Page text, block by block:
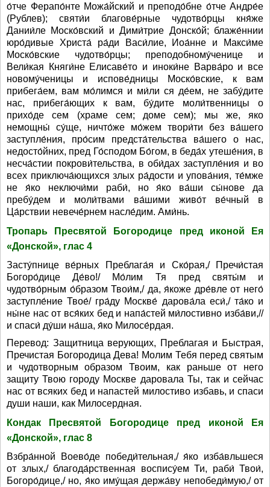
о́тче Ферапо́нте Можа́йский и преподо́бне о́тче Андре́е
(Рублев); святи́и благове́рные чудотво́рцы кня́же
Дании́ле Моско́вский и Дими́трие Донско́й; блаже́ннии
юро́дивые Христа́ ра́ди Васи́лие, Иоа́нне и Макси́ме
Моско́вские чудотво́рцы; преподобному́ченице и
Вели́кая Княги́не Елисаве́то и иноки́не Варва́ро и все
новому́ченицы и испове́дницы Моско́вские, к вам
прибега́ем, вам мо́лимся и ми́ли ся де́ем, не забу́дите
нас, прибега́ющих к вам, бу́дите моли́твенницы о
прихо́де сем (храме сем; доме сем); мы же, яко
немощны́ су́ще, ничто́же мо́жем твори́ти без ва́шего
заступле́ния, про́сим предста́тельства ва́шего о нас,
недосто́йних, пред Го́сподом Бо́гом, в беда́х утеше́ния, в
несча́стии покрови́тельства, в оби́дах заступле́ния и во
всех приключа́ющихся злых ра́дости и упова́ния, те́мже
не я́ко неключи́ми раби́, но я́ко ва́ши сы́нове да
пребу́дем и моли́твами ва́шими живо́т ве́чный в
Ца́рствии невече́рнем насле́дим. Ами́нь.
Тропарь Пресвятой Богородице пред иконой Ея
«Донской», глас 4
Засту́пнице ве́рных Преблага́я и Ско́рая,/ Пречи́стая
Богоро́дице Де́во!/ Мо́лим Тя пред святы́м и
чудотво́рным о́бразом Твои́м,/ да, я́коже дре́вле от него́
заступле́ние Твое́/ гра́ду Москве́ дарова́ла еси́,/ та́ко и
ны́не нас от вся́ких бед и напа́стей ми́лостивно изба́ви,//
и спаси́ ду́ши на́ша, я́ко Милосе́рдая.
Перевод: Защитница верующих, Преблагая и Быстрая,
Пречистая Богородица Дева! Молим Тебя перед святым
и чудотворным образом Твоим, как раньше от него
защиту Твою городу Москве даровала Ты, так и сейчас
нас от всяких бед и напастей милостиво избавь, и спаси
души наши, как Милосердная.
Кондак Пресвятой Богородице пред иконой Ея
«Донской», глас 8
Взбра́нной Воево́де победи́тельная,/ я́ко изба́вльшеся
от злых,/ благода́рственная воспису́ем Ти, раби́ Твои́,
Богоро́дице,/ но, я́ко иму́щая держа́ву непобеди́мую,/ от